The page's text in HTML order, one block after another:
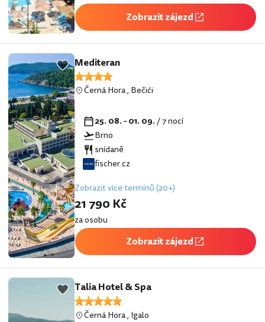
Zobrazit zájezd
Mediteran
Černá Hora, Bečići
25. 08. - 01. 09./ 7 nocí
Brno
snídaně
fischer.cz
Zobrazit více termínů (20+)
21 790 Kč
za osobu
Zobrazit zájezd
Talia Hotel & Spa
Černá Hora, Igalo